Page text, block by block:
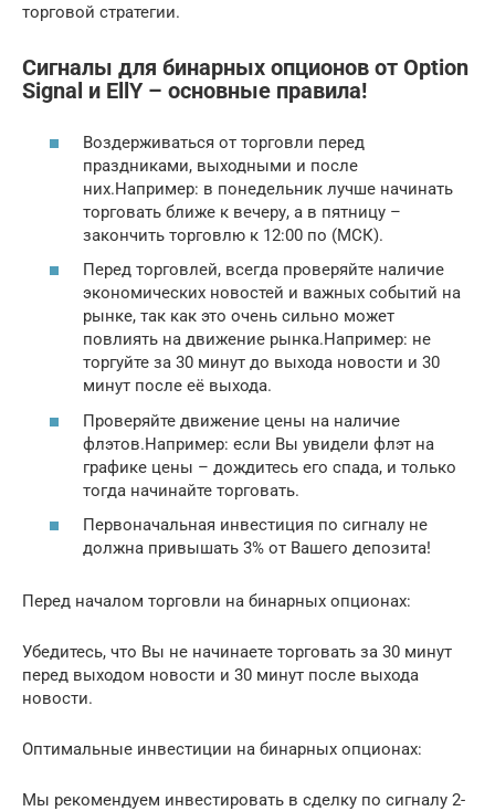
торговой стратегии.
Сигналы для бинарных опционов от Option
Signal и EllY – основные правила!
Воздерживаться от торговли перед
праздниками, выходными и после
них.Например: в понедельник лучше начинать
торговать ближе к вечеру, а в пятницу –
закончить торговлю к 12:00 по (МСК).
Перед торговлей, всегда проверяйте наличие
экономических новостей и важных событий на
рынке, так как это очень сильно может
повлиять на движение рынка.Например: не
торгуйте за 30 минут до выхода новости и 30
минут после её выхода.
Проверяйте движение цены на наличие
флэтов.Например: если Вы увидели флэт на
графике цены – дождитесь его спада, и только
тогда начинайте торговать.
Первоначальная инвестиция по сигналу не
должна привышать 3% от Вашего депозита!
Перед началом торговли на бинарных опционах:
Убедитесь, что Вы не начинаете торговать за 30 минут
перед выходом новости и 30 минут после выхода
новости.
Оптимальные инвестиции на бинарных опционах:
Мы рекомендуем инвестировать в сделку по сигналу 2-